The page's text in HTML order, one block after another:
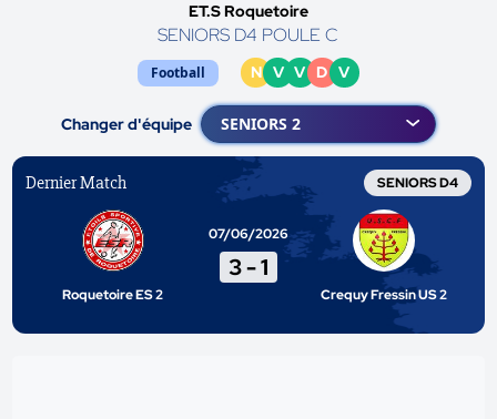
ET.S Roquetoire
SENIORS D4 POULE C
Football N V V D V
Changer d'équipe
Dernier Match SENIORS D4
Roquetoire ES 2
07/06/2026
3-1
Crequy Fressin US 2